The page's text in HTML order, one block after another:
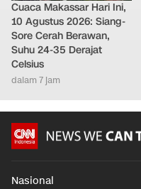
Cuaca Makassar Hari Ini,
10 Agustus 2026: Siang-
Sore Cerah Berawan,
Suhu 24-35 Derajat
Celsius
dalam 7 jam
Nasional